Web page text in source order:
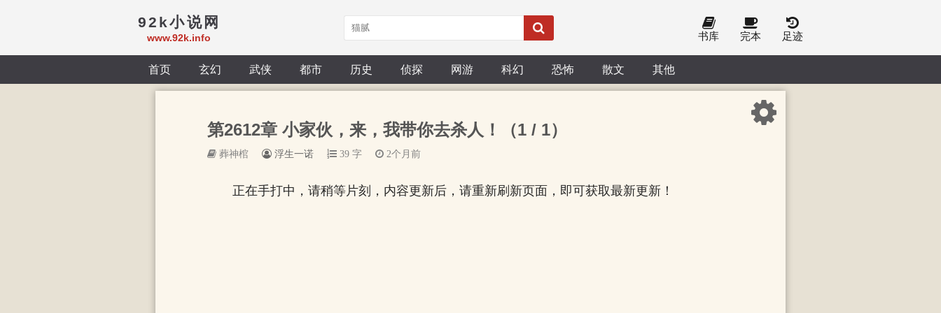
92k小说网
www.92k.info 书库 完本 足迹
首页 玄幻 武侠 都市 历史 侦探 网游 科幻 恐怖 散文 其他
第2612章 小家伙，来，我带你去杀人！（1 / 1）
葬神棺 浮生一诺 39 字 2个月前
正在手打中，请稍等片刻，内容更新后，请重新刷新页面，即可获取最新更新！